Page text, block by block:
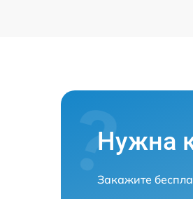
Нужна
Закажите